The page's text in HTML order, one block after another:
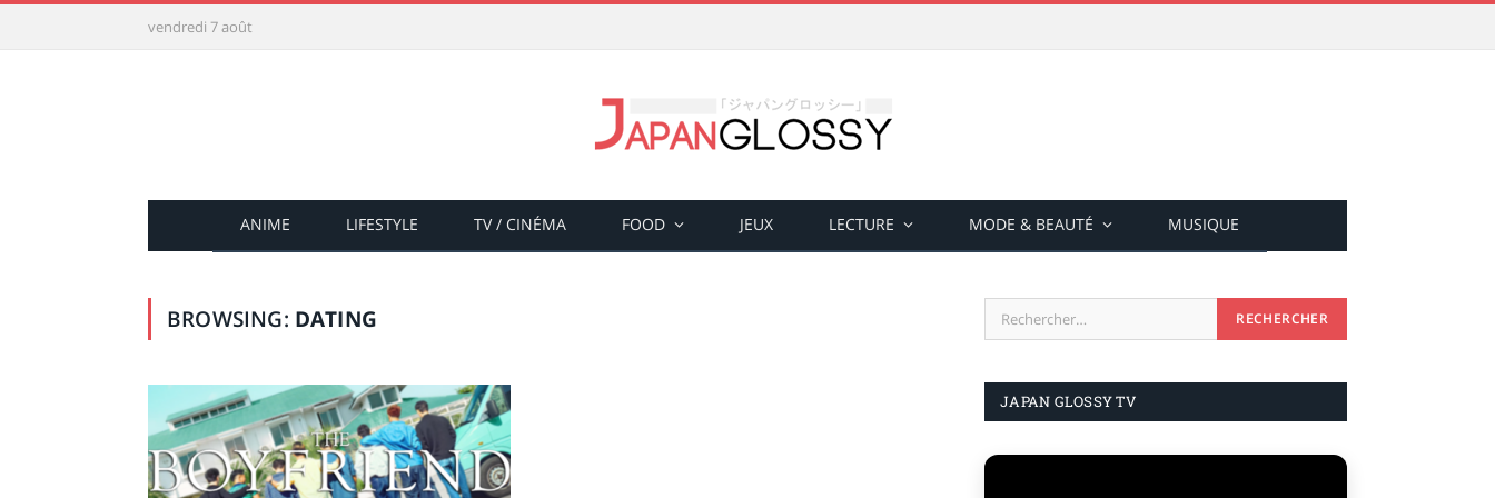
vendredi 7 août
ANIME LIFESTYLE TV / CINÉMA FOOD JEUX LECTURE MODE & BEAUTÉ MUSIQUE
BROWSING: DATING
JAPAN GLOSSY TV